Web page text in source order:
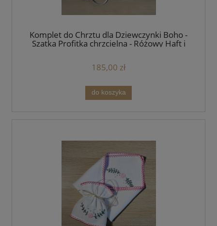
Komplet do Chrztu dla Dziewczynki Boho -
Szatka Profitka chrzcielna - Różowy Haft i
185,00 zł
do koszyka